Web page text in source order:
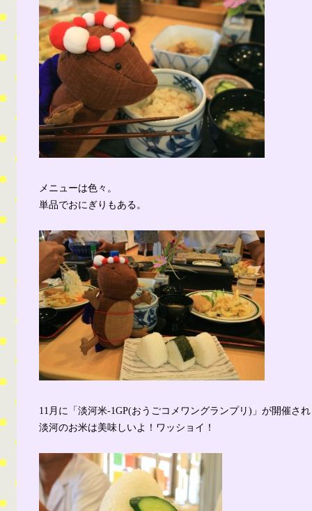
メニューは色々。
単品でおにぎりもある。
11月に「淡河米-1GP(おうごコメワングランプリ)」が開催さ
淡河のお米は美味しいよ！ワッショイ！